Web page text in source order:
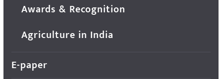
Awards & Recognition
Agriculture in India
E-paper